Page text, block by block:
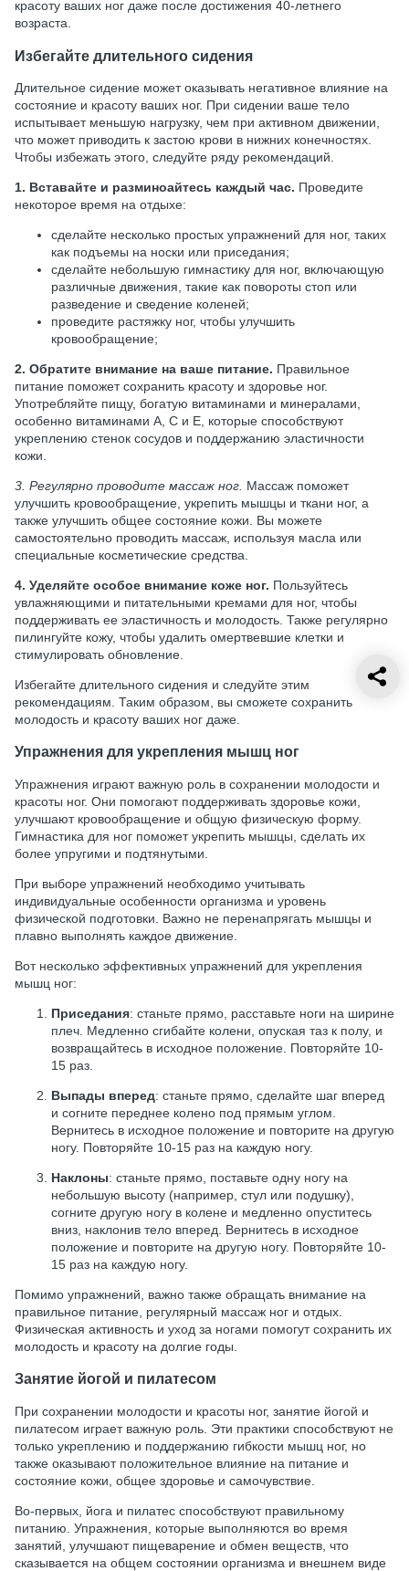
красоту ваших ног даже после достижения 40-летнего
возраста.
Избегайте длительного сидения
Длительное сидение может оказывать негативное влияние на
состояние и красоту ваших ног. При сидении ваше тело
испытывает меньшую нагрузку, чем при активном движении,
что может приводить к застою крови в нижних конечностях.
Чтобы избежать этого, следуйте ряду рекомендаций.
1. Вставайте и разминоайтесь каждый час. Проведите
некоторое время на отдыхе:
сделайте несколько простых упражнений для ног, таких
как подъемы на носки или приседания;
сделайте небольшую гимнастику для ног, включающую
различные движения, такие как повороты стоп или
разведение и сведение коленей;
проведите растяжку ног, чтобы улучшить
кровообращение;
2. Обратите внимание на ваше питание. Правильное
питание поможет сохранить красоту и здоровье ног.
Употребляйте пищу, богатую витаминами и минералами,
особенно витаминами А, С и Е, которые способствуют
укреплению стенок сосудов и поддержанию эластичности
кожи.
3. Регулярно проводите массаж ног. Массаж поможет
улучшить кровообращение, укрепить мышцы и ткани ног, а
также улучшить общее состояние кожи. Вы можете
самостоятельно проводить массаж, используя масла или
специальные косметические средства.
4. Уделяйте особое внимание коже ног. Пользуйтесь
увлажняющими и питательными кремами для ног, чтобы
поддерживать ее эластичность и молодость. Также регулярно
пилингуйте кожу, чтобы удалить омертвевшие клетки и
стимулировать обновление.
Избегайте длительного сидения и следуйте этим
рекомендациям. Таким образом, вы сможете сохранить
молодость и красоту ваших ног даже.
Упражнения для укрепления мышц ног
Упражнения играют важную роль в сохранении молодости и
красоты ног. Они помогают поддерживать здоровье кожи,
улучшают кровообращение и общую физическую форму.
Гимнастика для ног поможет укрепить мышцы, сделать их
более упругими и подтянутыми.
При выборе упражнений необходимо учитывать
индивидуальные особенности организма и уровень
физической подготовки. Важно не перенапрягать мышцы и
плавно выполнять каждое движение.
Вот несколько эффективных упражнений для укрепления
мышц ног:
Приседания: станьте прямо, расставьте ноги на ширине
плеч. Медленно сгибайте колени, опуская таз к полу, и
возвращайтесь в исходное положение. Повторяйте 10-
15 раз.
Выпады вперед: станьте прямо, сделайте шаг вперед
и согните переднее колено под прямым углом.
Вернитесь в исходное положение и повторите на другую
ногу. Повторяйте 10-15 раз на каждую ногу.
Наклоны: станьте прямо, поставьте одну ногу на
небольшую высоту (например, стул или подушку),
согните другую ногу в колене и медленно опуститесь
вниз, наклонив тело вперед. Вернитесь в исходное
положение и повторите на другую ногу. Повторяйте 10-
15 раз на каждую ногу.
Помимо упражнений, важно также обращать внимание на
правильное питание, регулярный массаж ног и отдых.
Физическая активность и уход за ногами помогут сохранить их
молодость и красоту на долгие годы.
Занятие йогой и пилатесом
При сохранении молодости и красоты ног, занятие йогой и
пилатесом играет важную роль. Эти практики способствуют не
только укреплению и поддержанию гибкости мышц ног, но
также оказывают положительное влияние на питание и
состояние кожи, общее здоровье и самочувствие.
Во-первых, йога и пилатес способствуют правильному
питанию. Упражнения, которые выполняются во время
занятий, улучшают пищеварение и обмен веществ, что
сказывается на общем состоянии организма и внешнем виде